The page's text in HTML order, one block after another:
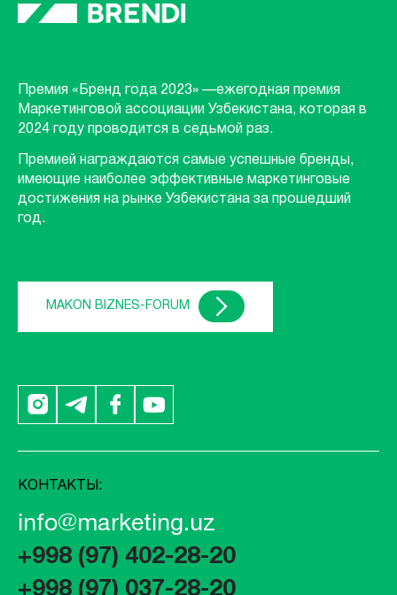
Премия «Бренд года 2023» —ежегодная премия
Маркетинговой ассоциации Узбекистана, которая в
2024 году проводится в седьмой раз.
Премией награждаются самые успешные бренды,
имеющие наиболее эффективные маркетинговые
достижения на рынке Узбекистана за прошедший
год.
MAKON BIZNES-FORUM
КОНТАКТЫ:
info@marketing.uz
+998 (97) 402-28-20
+998 (97) 037-28-20